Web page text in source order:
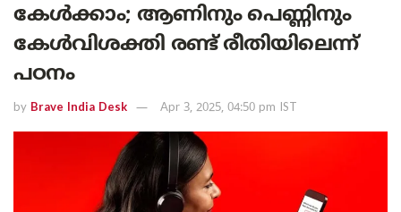
കേൾക്കാം; ആണിനും പെണ്ണിനും
കേൾവിശക്തി രണ്ട് രീതിയിലെന്ന്
പഠനം
by Brave India Desk Apr 3, 2025, 04:50 pm IST